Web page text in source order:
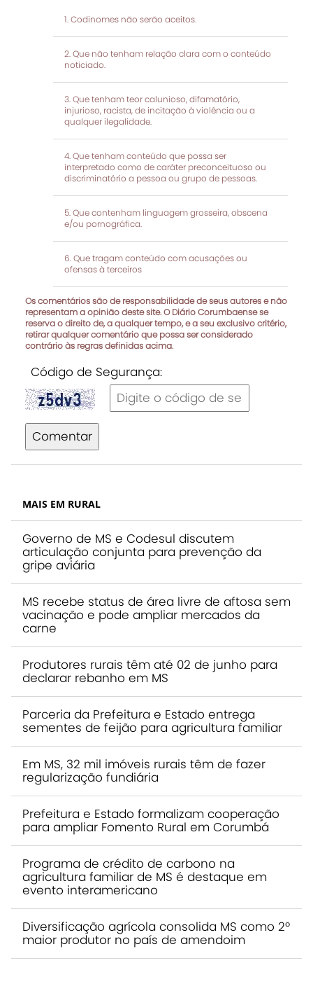
Codinomes não serão aceitos.
Que não tenham relação clara com o conteúdo
noticiado.
Que tenham teor calunioso, difamatório,
injurioso, racista, de incitação à violência ou a
qualquer ilegalidade.
Que tenham conteúdo que possa ser
interpretado como de caráter preconceituoso ou
discriminatório a pessoa ou grupo de pessoas.
Que contenham linguagem grosseira, obscena
e/ou pornográfica.
Que tragam conteúdo com acusações ou
ofensas à terceiros
Os comentários são de responsabilidade de seus autores e não
representam a opinião deste site. O Diário Corumbaense se
reserva o direito de, a qualquer tempo, e a seu exclusivo critério,
retirar qualquer comentário que possa ser considerado
contrário às regras definidas acima.
Código de Segurança:
Comentar
MAIS EM RURAL
Governo de MS e Codesul discutem
articulação conjunta para prevenção da
gripe aviária
MS recebe status de área livre de aftosa sem
vacinação e pode ampliar mercados da
carne
Produtores rurais têm até 02 de junho para
declarar rebanho em MS
Parceria da Prefeitura e Estado entrega
sementes de feijão para agricultura familiar
Em MS, 32 mil imóveis rurais têm de fazer
regularização fundiária
Prefeitura e Estado formalizam cooperação
para ampliar Fomento Rural em Corumbá
Programa de crédito de carbono na
agricultura familiar de MS é destaque em
evento interamericano
Diversificação agrícola consolida MS como 2º
maior produtor no país de amendoim